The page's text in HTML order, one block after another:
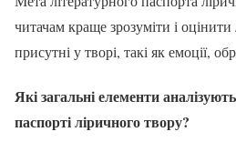
читачам краще зрозуміти і
присутні у творі, такі як емоції,
Які загальні елементи
паспорті ліричного твору?